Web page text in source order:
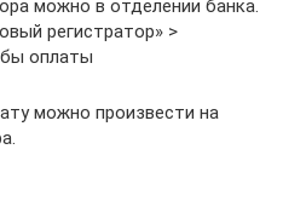
можно в отделении банка.
регистратор» >
оплаты
можно произвести на